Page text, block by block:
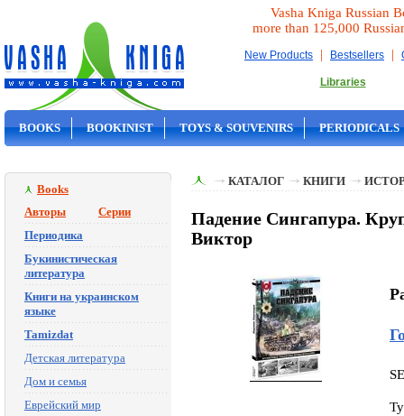
Vasha Kniga Russian
more than 125,000
New Products | Bestsellers |
Libraries
BOOKS BOOKINIST TOYS & SOUVENIRS PERIODICALS
Books
Авторы
Серии
Периодика
Букинистическая
литература
Книги на украинском
языке
Tamizdat
Детская литература
Дом и семья
Еврейский мир
КАТАЛОГ КНИГИ
Падение Сингапура.
Виктор